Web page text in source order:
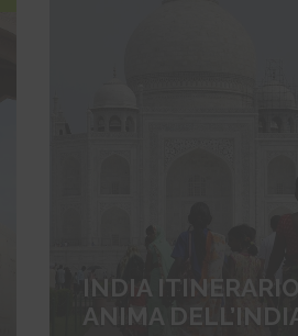
INDIA
ANIMA